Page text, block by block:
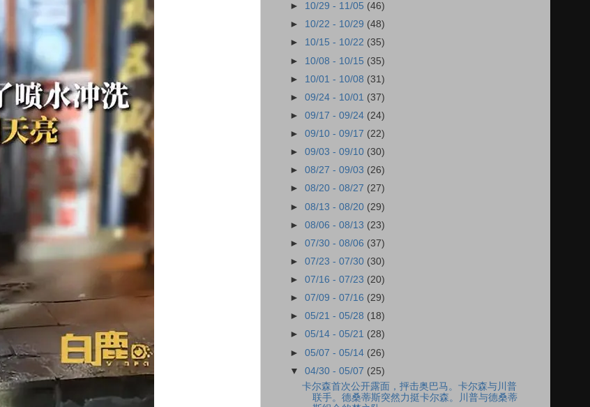
► 10/29 - 11/05 (46)
► 10/22 - 10/29 (48)
► 10/15 - 10/22 (35)
► 10/08 - 10/15 (35)
► 10/01 - 10/08 (31)
►09/24 - 10/01 (37)
►09/17 - 09/24 (24)
►09/10 - 09/17 (22)
►09/03 - 09/10 (30)
►08/27 - 09/03 (26)
►08/20 - 08/27 (27)
►08/13 - 08/20 (29)
►08/06 - 08/13 (23)
►07/30 - 08/06 (37)
►07/23 - 07/30 (30)
►07/16 - 07/23 (20)
►07/09 - 07/16 (29)
►05/21 - 05/28 (18)
►05/14 - 05/21 (28)
►05/07 - 05/14 (26)
▼04/30 - 05/07 (25)
卡尔森首次公开露面，抨击奥巴马。卡尔森与川普
联手。德桑蒂斯突然力挺卡尔森。川普与德桑蒂